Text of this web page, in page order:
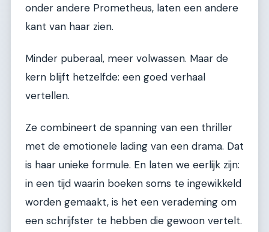
onder andere Prometheus, laten een andere
kant van haar zien.
Minder puberaal, meer volwassen. Maar de
kern blijft hetzelfde: een goed verhaal
vertellen.
Ze combineert de spanning van een thriller
met de emotionele lading van een drama. Dat
is haar unieke formule. En laten we eerlijk zijn:
in een tijd waarin boeken soms te ingewikkeld
worden gemaakt, is het een verademing om
een schrijfster te hebben die gewoon vertelt.